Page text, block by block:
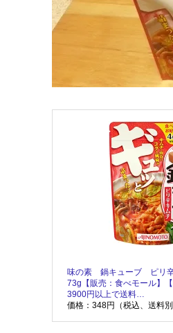
味の素 鍋キューブ ピリ
73g【販売：食べモール】
3900円以上で送料…
価格：348円（税込、送料別